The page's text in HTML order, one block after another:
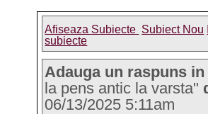
Afiseaza Subiecte Subiect Nou
subiecte
Adauga un raspuns
la pens antic la varsta"
06/13/2025 5:11am